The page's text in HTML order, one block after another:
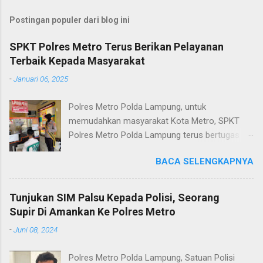
Postingan populer dari blog ini
SPKT Polres Metro Terus Berikan Pelayanan
Terbaik Kepada Masyarakat
-Januari 06, 2025
Polres Metro Polda Lampung, untuk
memudahkan masyarakat Kota Metro, SPKT
Polres Metro Polda Lampung terus bertugas
terkait layanan pengaduan, pelayanan SKCK dan
pelayanan Identifikasi sidik jari secara terpadu
kepada masyarakat. Senin (06/01/2025) Dalam
mewujudkan pelayanan prima kepolisian, SPKT
BACA SELENGKAPNYA
Tunjukan SIM Palsu Kepada Polisi, Seorang
Supir Di Amankan Ke Polres Metro
-Juni 08, 2024
Polres Metro Polda Lampung, Satuan Polisi